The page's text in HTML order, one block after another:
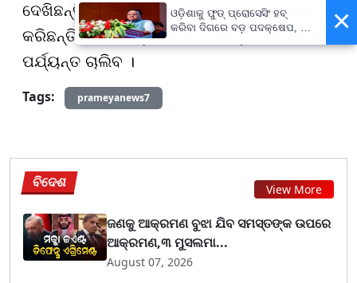
ଦେଖିଛନ୍ତି। ତାଙ୍କର ଉତ୍କୃଷ୍ଟ କଳାର ପ୍ରଶଂସା
କରିଛନ୍ତି। ଏହି ପ୍ରଦର୍ଶନୀ ଆସନ୍ତା ୨୭ ତାରିଖ
ପର୍ଯ୍ୟନ୍ତ ଚାଲିବ ।
Tags:
prameyanews7
ବିଦେଶ View More
ଜଣକୁ ଆକ୍ରମଣ ବୁଝା ଯିବ ସମସ୍ତଙ୍କ ଉପରେ
ଆକ୍ରମଣ,୩ ମୁସଲମା...
August 07, 2026
×
ଓଡ଼ିଶାକୁ ଫୁଡ୍ ପ୍ରୋସେସିଂ ହବ୍
କରିବା ଦିଗରେ ବଡ଼ ପଦକ୍ଷେପ, ୪୨